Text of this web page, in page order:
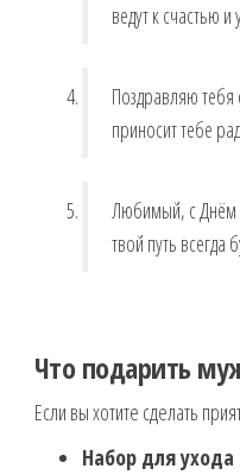
ведут к счастью
Поздравляю
приносит тебе
Любимый, с Днём
твой путь всегда
Что подарить
Если вы хотите сделать
Набор для